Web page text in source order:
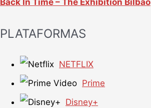
Back In Time – The Exhibition Bilbao
PLATAFORMAS
NETFLIX
Prime
Disney+